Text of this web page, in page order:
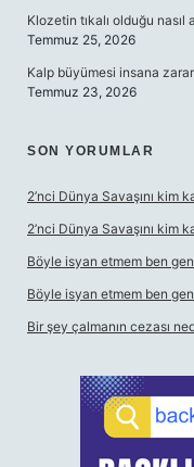
Klozetin tıkalı olduğu nasıl
Temmuz 25, 2026
Kalp büyümesi insana
Temmuz 23, 2026
SON YORUMLAR
2’nci Dünya Savaşını kim
2’nci Dünya Savaşını kim
Böyle isyan etmem ben
Böyle isyan etmem ben
Bir şey çalmanın cezası